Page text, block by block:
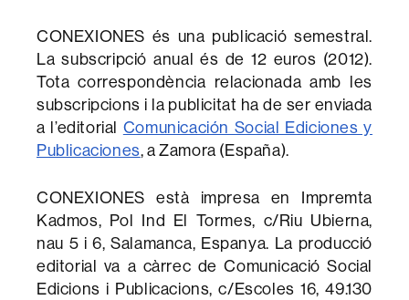
CONEXIONES és una publicació semestral.
La subscripció anual és de 12 euros (2012).
Tota correspondència relacionada amb les
subscripcions i la publicitat ha de ser enviada
a l’editorial Comunicación Social Ediciones y
Publicaciones, a Zamora (España).
CONEXIONES està impresa en Impremta
Kadmos, Pol Ind El Tormes, c/Riu Ubierna,
nau 5 i 6, Salamanca, Espanya. La producció
editorial va a càrrec de Comunicació Social
Edicions i Publicacions, c/Escoles 16, 49.130